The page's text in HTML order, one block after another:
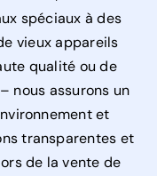
spéciaux à des
vieux appareils
qualité ou de
nous assurons un
et
transparentes et
de la vente de